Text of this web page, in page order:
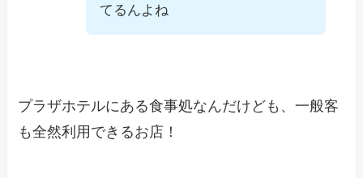
てるんよね
プラザホテルにある食事処なんだけども、一般客
も全然利用できるお店！